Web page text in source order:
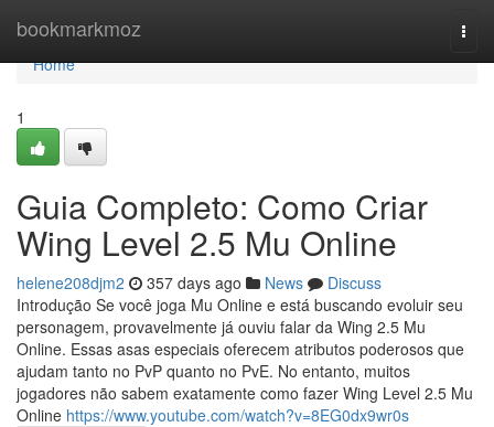
bookmarkmoz
Home
Home
1
Guia Completo: Como Criar
Wing Level 2.5 Mu Online
helene208djm2 357 days ago News
Discuss
Introdução Se você joga Mu Online e está buscando evoluir seu
personagem, provavelmente já ouviu falar da Wing 2.5 Mu
Online. Essas asas especiais oferecem atributos poderosos que
ajudam tanto no PvP quanto no PvE. No entanto, muitos
jogadores não sabem exatamente como fazer Wing Level 2.5 Mu
Online https://www.youtube.com/watch?v=8EG0dx9wr0s